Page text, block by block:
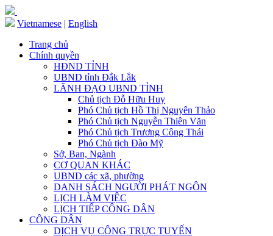
Vietnamese | English
Trang chủ
Chính quyền
HĐND TỈNH
UBND tỉnh Đắk Lắk
LÃNH ĐẠO UBND TỈNH
Chủ tịch Đỗ Hữu Huy
Phó Chủ tịch Hồ Thị Nguyên Thảo
Phó Chủ tịch Nguyễn Thiên Văn
Phó Chủ tịch Trương Công Thái
Phó Chủ tịch Đào Mỹ
Sở, Ban, Ngành
CƠ QUAN KHÁC
UBND các xã, phường
DANH SÁCH NGƯỜI PHÁT NGÔN
LỊCH LÀM VIỆC
LỊCH TIẾP CÔNG DÂN
CÔNG DÂN
DỊCH VỤ CÔNG TRỰC TUYẾN